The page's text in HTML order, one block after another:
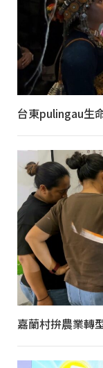
台東pulingau生
嘉蘭村拚農業轉